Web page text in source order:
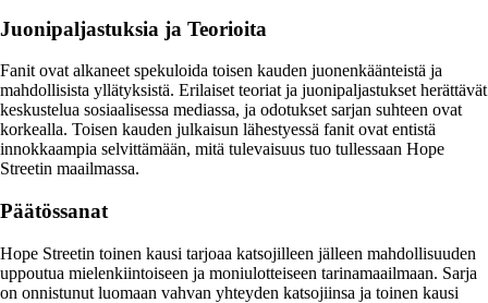
Juonipaljastuksia ja Teorioita
Fanit ovat alkaneet spekuloida toisen kauden juonenkäänteistä ja
mahdollisista yllätyksistä. Erilaiset teoriat ja juonipaljastukset herättävät
keskustelua sosiaalisessa mediassa, ja odotukset sarjan suhteen ovat
korkealla. Toisen kauden julkaisun lähestyessä fanit ovat entistä
innokkaampia selvittämään, mitä tulevaisuus tuo tullessaan Hope
Streetin maailmassa.
Päätössanat
Hope Streetin toinen kausi tarjoaa katsojilleen jälleen mahdollisuuden
uppoutua mielenkiintoiseen ja moniulotteiseen tarinamaailmaan. Sarja
on onnistunut luomaan vahvan yhteyden katsojiinsa ja toinen kausi